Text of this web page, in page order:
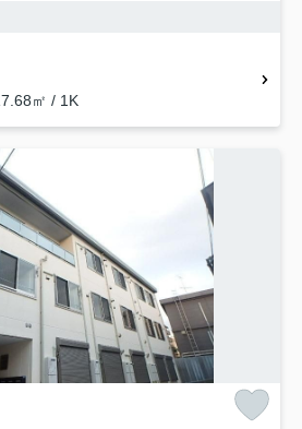
㎡ / 1K